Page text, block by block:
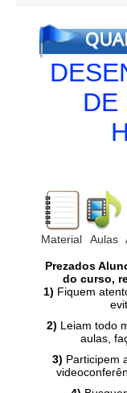
DE
Material Aulas
Prezados
do curso,
1) Fiquem
2) Leiam todo
aulas,
3) Participem